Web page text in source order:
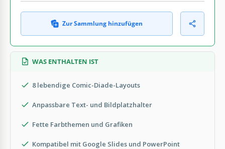
Zur Sammlung hinzufügen
WAS ENTHALTEN IST
8 lebendige Comic-Diade-Layouts
Anpassbare Text- und Bildplatzhalter
Fette Farbthemen und Grafiken
Kompatibel mit Google Slides und PowerPoint